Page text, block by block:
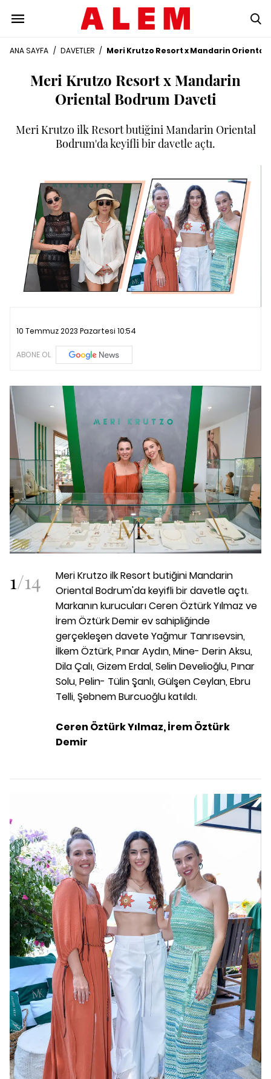
ANA SAYFA / DAVETLER / Meri Krutzo Resort x Mandarin Oriental
Meri Krutzo Resort x Mandarin
Oriental Bodrum Daveti
Meri Krutzo ilk Resort butiğini Mandarin Oriental
Bodrum'da keyifli bir davetle açtı.
10 Temmuz 2023 Pazartesi 10:54
ABONE OL
1/14
Meri Krutzo ilk Resort butiğini Mandarin
Oriental Bodrum'da keyifli bir davetle açtı.
Markanın kurucuları Ceren Öztürk Yılmaz ve
İrem Öztürk Demir ev sahipliğinde
gerçekleşen davete Yağmur Tanrısevsin,
İlkem Öztürk, Pınar Aydın, Mine- Derin Aksu,
Dila Çalı, Gizem Erdal, Selin Develioğlu, Pınar
Solu, Pelin- Tülin Şanlı, Gülşen Ceylan, Ebru
Telli, Şebnem Burcuoğlu katıldı.
Ceren Öztürk Yılmaz, İrem Öztürk
Demir